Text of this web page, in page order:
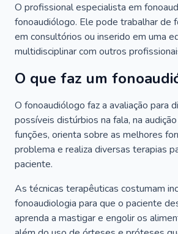
O profissional especialista em
fonoaudiólogo. Ele pode trabalhar de
em consultórios ou inserido em uma
multidisciplinar com outros
O que faz um
O fonoaudiólogo faz a avaliação para
possíveis distúrbios na fala, na
funções, orienta sobre as melhores
problema e realiza diversas terapias
paciente.
As técnicas terapêuticas costumam
fonoaudiologia para que o paciente
aprenda a mastigar e engolir os